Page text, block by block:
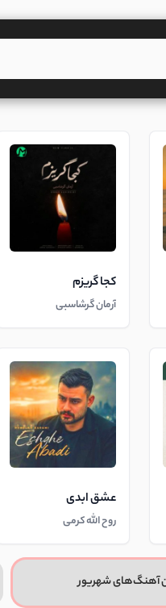
کجا گریزم
آرمان گرشاسبی
عشق ابدی
روح الله کرمی
آهنگ‌های شهریور